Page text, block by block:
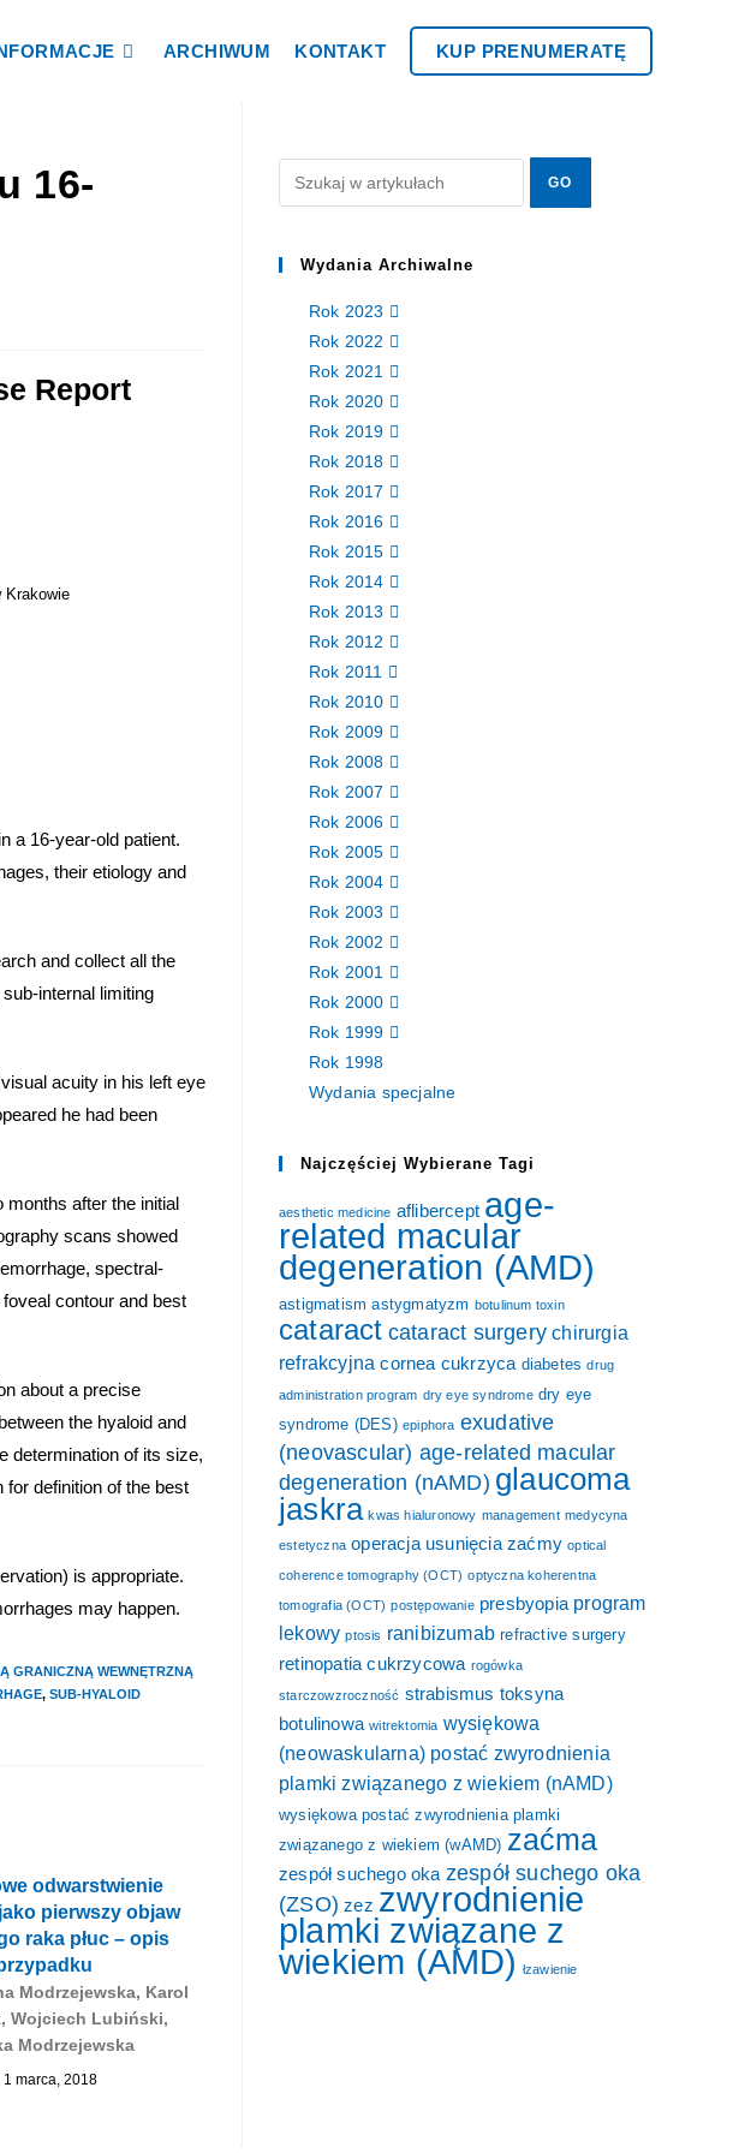
ARCHIWUM KONTAKT KUP PRENUMERATĘ
16-
Report
Krakowie
a 16-year-old patient.
their etiology and
and collect all the
internal limiting
acuity in his left eye
he had been
months after the initial
scans showed
spectral-
contour and best
about a precise
the hyaloid and
determination of its size,
definition of the best
is appropriate.
may happen.
GRANICZNĄ WEWNĘTRZNĄ
, SUB-HYALOID
odwarstwienie
pierwszy objaw
raka płuc – opis
Modrzejewska, Karol
Wojciech Lubiński,
Modrzejewska
1 marca, 2018
Wydania Archiwalne
Rok 2023
Rok 2022
Rok 2021
Rok 2020
Rok 2019
Rok 2018
Rok 2017
Rok 2016
Rok 2015
Rok 2014
Rok 2013
Rok 2012
Rok 2011
Rok 2010
Rok 2009
Rok 2008
Rok 2007
Rok 2006
Rok 2005
Rok 2004
Rok 2003
Rok 2002
Rok 2001
Rok 2000
Rok 1999
Rok 1998
Wydania specjalne
Najczęściej Wybierane Tagi
aesthetic medicine aflibercept age-
related macular
degeneration (AMD)
astigmatism astygmatyzm botulinum toxin
cataract cataract surgery chirurgia
refrakcyjna cornea cukrzyca diabetes drug
administration program dry eye syndrome dry eye
syndrome (DES) epiphora exudative
(neovascular) age-related macular
degeneration (nAMD) glaucoma
jaskra kwas hialuronowy management medycyna
estetyczna operacja usunięcia zaćmy optical
coherence tomography (OCT) optyczna koherentna
tomografia (OCT) postępowanie presbyopia program
lekowy ptosis ranibizumab refractive surgery
retinopatia cukrzycowa rogówka
starczowzroczność strabismus toksyna
botulinowa witrektomia wysiękowa
(neowaskularna) postać zwyrodnienia
plamki związanego z wiekiem (nAMD)
wysiękowa postać zwyrodnienia plamki
związanego z wiekiem (wAMD) zaćma
zespół suchego oka zespół suchego oka
(ZSO) zez zwyrodnienie
plamki związane z
wiekiem (AMD) łzawienie